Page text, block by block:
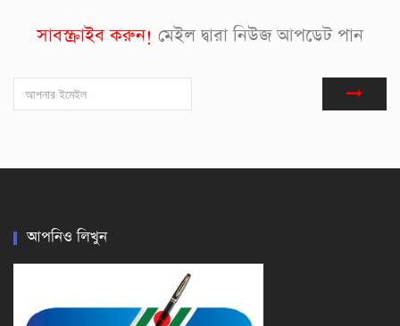
সাবস্ক্রাইব করুন! মেইল দ্বারা নিউজ আপডেট পান
আপনিও লিখুন